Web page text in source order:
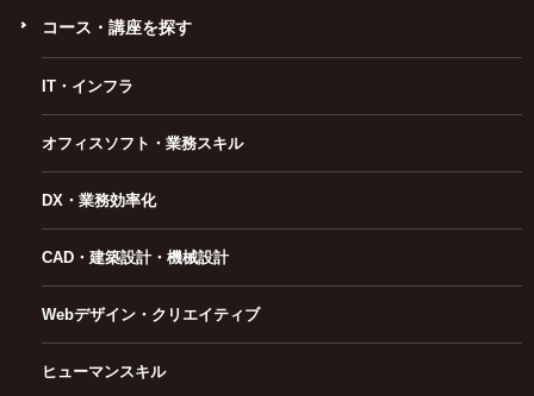
コース・講座を探す
IT・インフラ
オフィスソフト・業務スキル
DX・業務効率化
CAD・建築設計・機械設計
Webデザイン・クリエイティブ
ヒューマンスキル